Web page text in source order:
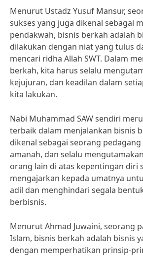
Menurut Ustadz Yusuf Mansur,
sukses yang juga dikenal sebagai
pendakwah, bisnis berkah adalah
dilakukan dengan niat yang tulus
mencari ridha Allah SWT. Dalam
berkah, kita harus selalu
kejujuran, dan keadilan dalam
kita lakukan.
Nabi Muhammad SAW sendiri
terbaik dalam menjalankan bisnis
dikenal sebagai seorang pedagang
amanah, dan selalu
orang lain di atas kepentingan diri
mengajarkan kepada umatnya
adil dan menghindari segala
berbisnis.
Menurut Ahmad Juwaini, seorang
Islam, bisnis berkah adalah bisnis
dengan memperhatikan prinsip-